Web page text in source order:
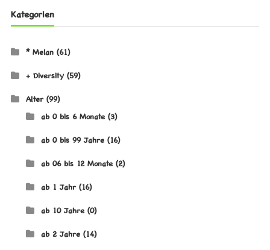
Kategorien
* Melan (61)
+ Diversity (59)
Alter (99)
ab 0 bis 6 Monate (3)
ab 0 bis 99 Jahre (16)
ab 06 bis 12 Monate (2)
ab 1 Jahr (16)
ab 10 Jahre (0)
ab 2 Jahre (14)